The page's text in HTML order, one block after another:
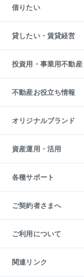
中古一戸建ての購入
不動産購入の流れ
注目キーワード物件特集
購入ガイド
English 繁体中文簡体中
一戸建ての売却・査定
土地の売却・査定
スピードAI査定
不動産査定について
不動産売却の流れ
不動産買換えの流れ
売却ガイド
借りたい
オフィス・店舗の賃貸
借りるときの流れ
借りるガイド
貸したい・賃貸経営
マンション賃料データ
賃貸管理プラン
リロケーションについて
貸すガイド
投資用・事業用不動産
事業用不動産
マンション投資
投資用マンション
アパート経営
収益物件
ビル購入（ビル一棟）
投資用不動産の売却査定
事業用不動産の売却査定
不動産お役立ち情報
マンションライブラリー
人気マンションランキング
暮らしに役立つ不動産メ
不動産相場・不動産価格情
不動産コラム・ニュース
不動産用語集
不動産なんでもネット相談
住まいの税金
オリジナルブランド
一棟リノベーションマンシ
L`GENTE（ルジェンテ）
区分リノベーションマン
投資用一棟レジデンス
不動産小口投資
LEGACIA（レガシア）
資産運用・活用
不動産M&A
アセットマネジメント・出
各種サポート
相続サポート
リフォームサポート
ご契約者さまへ
ご紹介・再契約特典
入居者様専用-各種ご案内
東急こすもす会「こすも
ご利用について
金融商品取引について
東急リバブル ソーシャル
関連リンク